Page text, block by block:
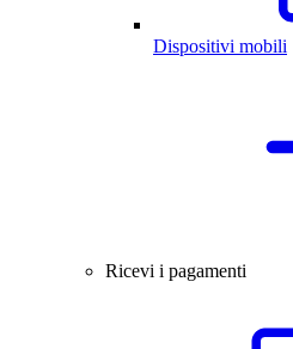
Dispositivi mobili
Ricevi i pagamenti